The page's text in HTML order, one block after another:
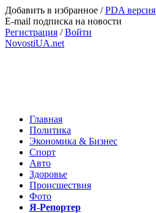
Добавить в избранное /PDA версия
E-mail подписка на новости
Регистрация /Войти
NovostiUA.net
Главная
Политика
Экономика & Бизнес
Спорт
Авто
Здоровье
Происшествия
Фото
Я-Репортер